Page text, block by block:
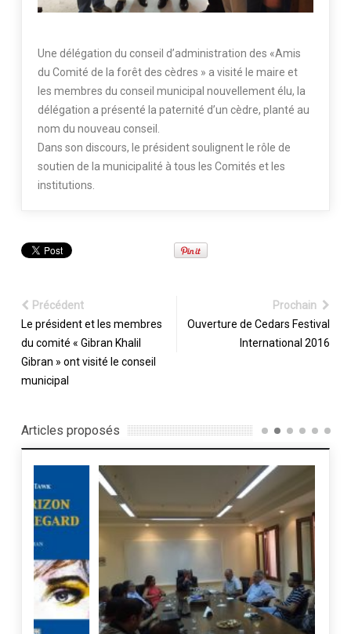
Une délégation du conseil d’administration des «Amis
du Comité de la forêt des cèdres » a visité le maire et
les membres du conseil municipal nouvellement élu, la
délégation a présenté la paternité d’un cèdre, planté au
nom du nouveau conseil.
Dans son discours, le président soulignent le rôle de
soutien de la municipalité à tous les Comités et les
institutions.
Précédent
Le président et les membres
du comité « Gibran Khalil
Gibran » ont visité le conseil
municipal
Prochain
Ouverture de Cedars Festival
International 2016
Articles proposés